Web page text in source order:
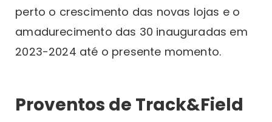
perto o crescimento das novas lojas e o
amadurecimento das 30 inauguradas em
2023-2024 até o presente momento.
Proventos de Track&Field